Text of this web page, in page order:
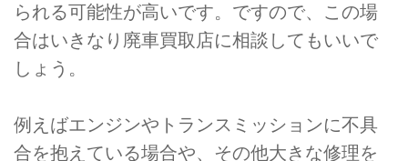
られる可能性が高いです。ですので、この場
合はいきなり廃車買取店に相談してもいいで
しょう。
例えばエンジンやトランスミッションに不具
合を抱えている場合や、その他大きな修理を